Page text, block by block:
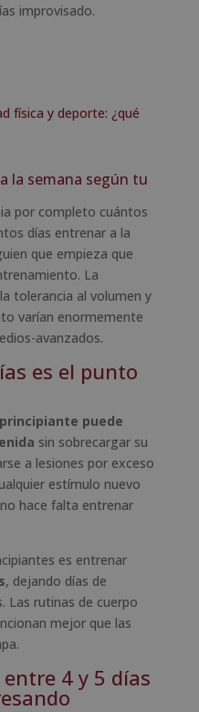
improvisado.
física y deporte: ¿qué
la semana según tu
por completo cuántos
días entrenar a la
que empieza que
La
tolerancia al volumen y
varían enormemente
avanzados.
es el punto
puede
sin sobrecargar su
a lesiones por exceso
estímulo nuevo
hace falta entrenar
es entrenar
, dejando días de
Las rutinas de cuerpo
mejor que las
4 y 5 días